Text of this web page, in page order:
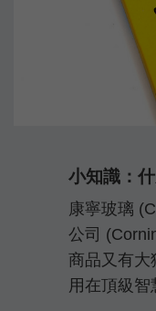
小知識：
康寧玻璃
公司
商品又有大
用在頂級智